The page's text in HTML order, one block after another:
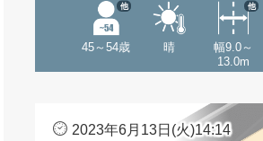
45～54歳
他
晴
幅9.0～
13.0m
他
2023年6月13日(火)14:14